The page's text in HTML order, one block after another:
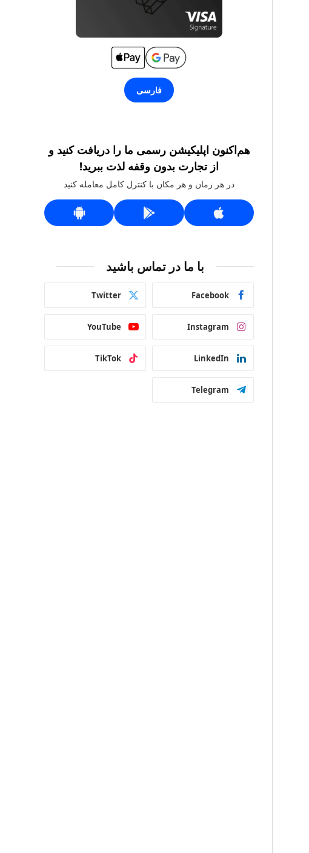
فارسی
هم‌اکنون اپلیکیشن رسمی ما را دریافت کنید و
از تجارت بدون وقفه لذت ببرید!
در هر زمان و هر مکان با کنترل کامل معامله کنید
با ما در تماس باشید
Facebook
Twitter
Instagram
YouTube
LinkedIn
TikTok
Telegram